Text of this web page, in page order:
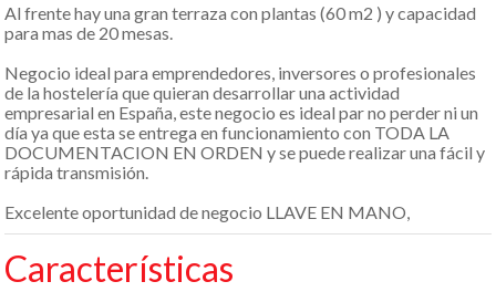
Al frente hay una gran terraza con plantas (60 m2 ) y capacidad
para mas de 20 mesas.
Negocio ideal para emprendedores, inversores o profesionales
de la hostelería que quieran desarrollar una actividad
empresarial en España, este negocio es ideal par no perder ni un
día ya que esta se entrega en funcionamiento con TODA LA
DOCUMENTACION EN ORDEN y se puede realizar una fácil y
rápida transmisión.
Excelente oportunidad de negocio LLAVE EN MANO,
Características